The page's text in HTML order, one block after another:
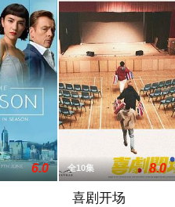
6.0 全10集 8.0
喜剧开场